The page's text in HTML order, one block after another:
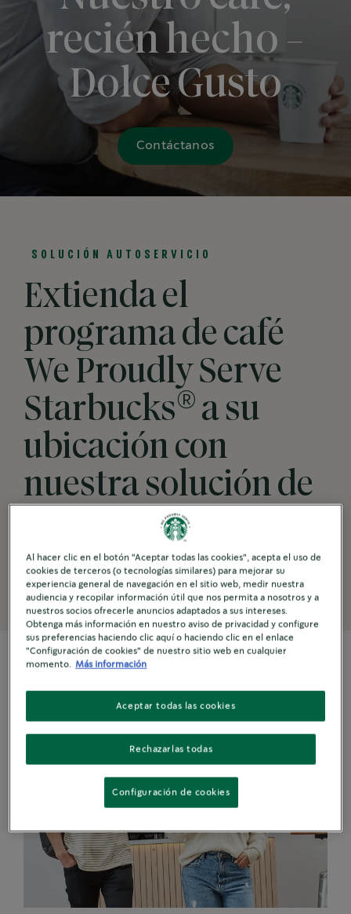
recién hecho -
Dolce Gusto
Contáctanos
SOLUCIÓN AUTOSERVICIO
Extienda el
programa de café
We Proudly Serve
Starbucks® a su
ubicación con
nuestra solución de
autoservicio
premium.
Al hacer clic en el botón "Aceptar todas las cookies", acepta el uso de
cookies de terceros (o tecnologías similares) para mejorar su
experiencia general de navegación en el sitio web, medir nuestra
audiencia y recopilar información útil que nos permita a nosotros y a
nuestros socios ofrecerle anuncios adaptados a sus intereses.
Obtenga más información en nuestro aviso de privacidad y configure
sus preferencias haciendo clic aquí o haciendo clic en el enlace
"Configuración de cookies" de nuestro sitio web en cualquier
momento.
Más información
Rechazarlas todas
Aceptar todas las cookies
Configuración de cookies